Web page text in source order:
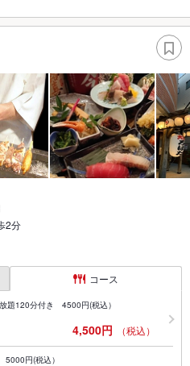
2分
コース
題120分付き 4500円(税込）
4,500円 （税込）
円(税込）